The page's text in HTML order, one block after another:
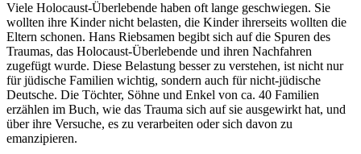
Viele Holocaust-Überlebende haben oft lange geschwiegen. Sie
wollten ihre Kinder nicht belasten, die Kinder ihrerseits wollten die
Eltern schonen. Hans Riebsamen begibt sich auf die Spuren des
Traumas, das Holocaust-Überlebende und ihren Nachfahren
zugefügt wurde. Diese Belastung besser zu verstehen, ist nicht nur
für jüdische Familien wichtig, sondern auch für nicht-jüdische
Deutsche. Die Töchter, Söhne und Enkel von ca. 40 Familien
erzählen im Buch, wie das Trauma sich auf sie ausgewirkt hat, und
über ihre Versuche, es zu verarbeiten oder sich davon zu
emanzipieren.